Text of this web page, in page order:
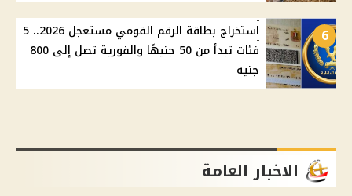
6
استخراج بطاقة الرقم القومي مستعجل 2026.. 5
فئات تبدأ من 50 جنيهًا والفورية تصل إلى 800
جنيه
الاخبار العامة